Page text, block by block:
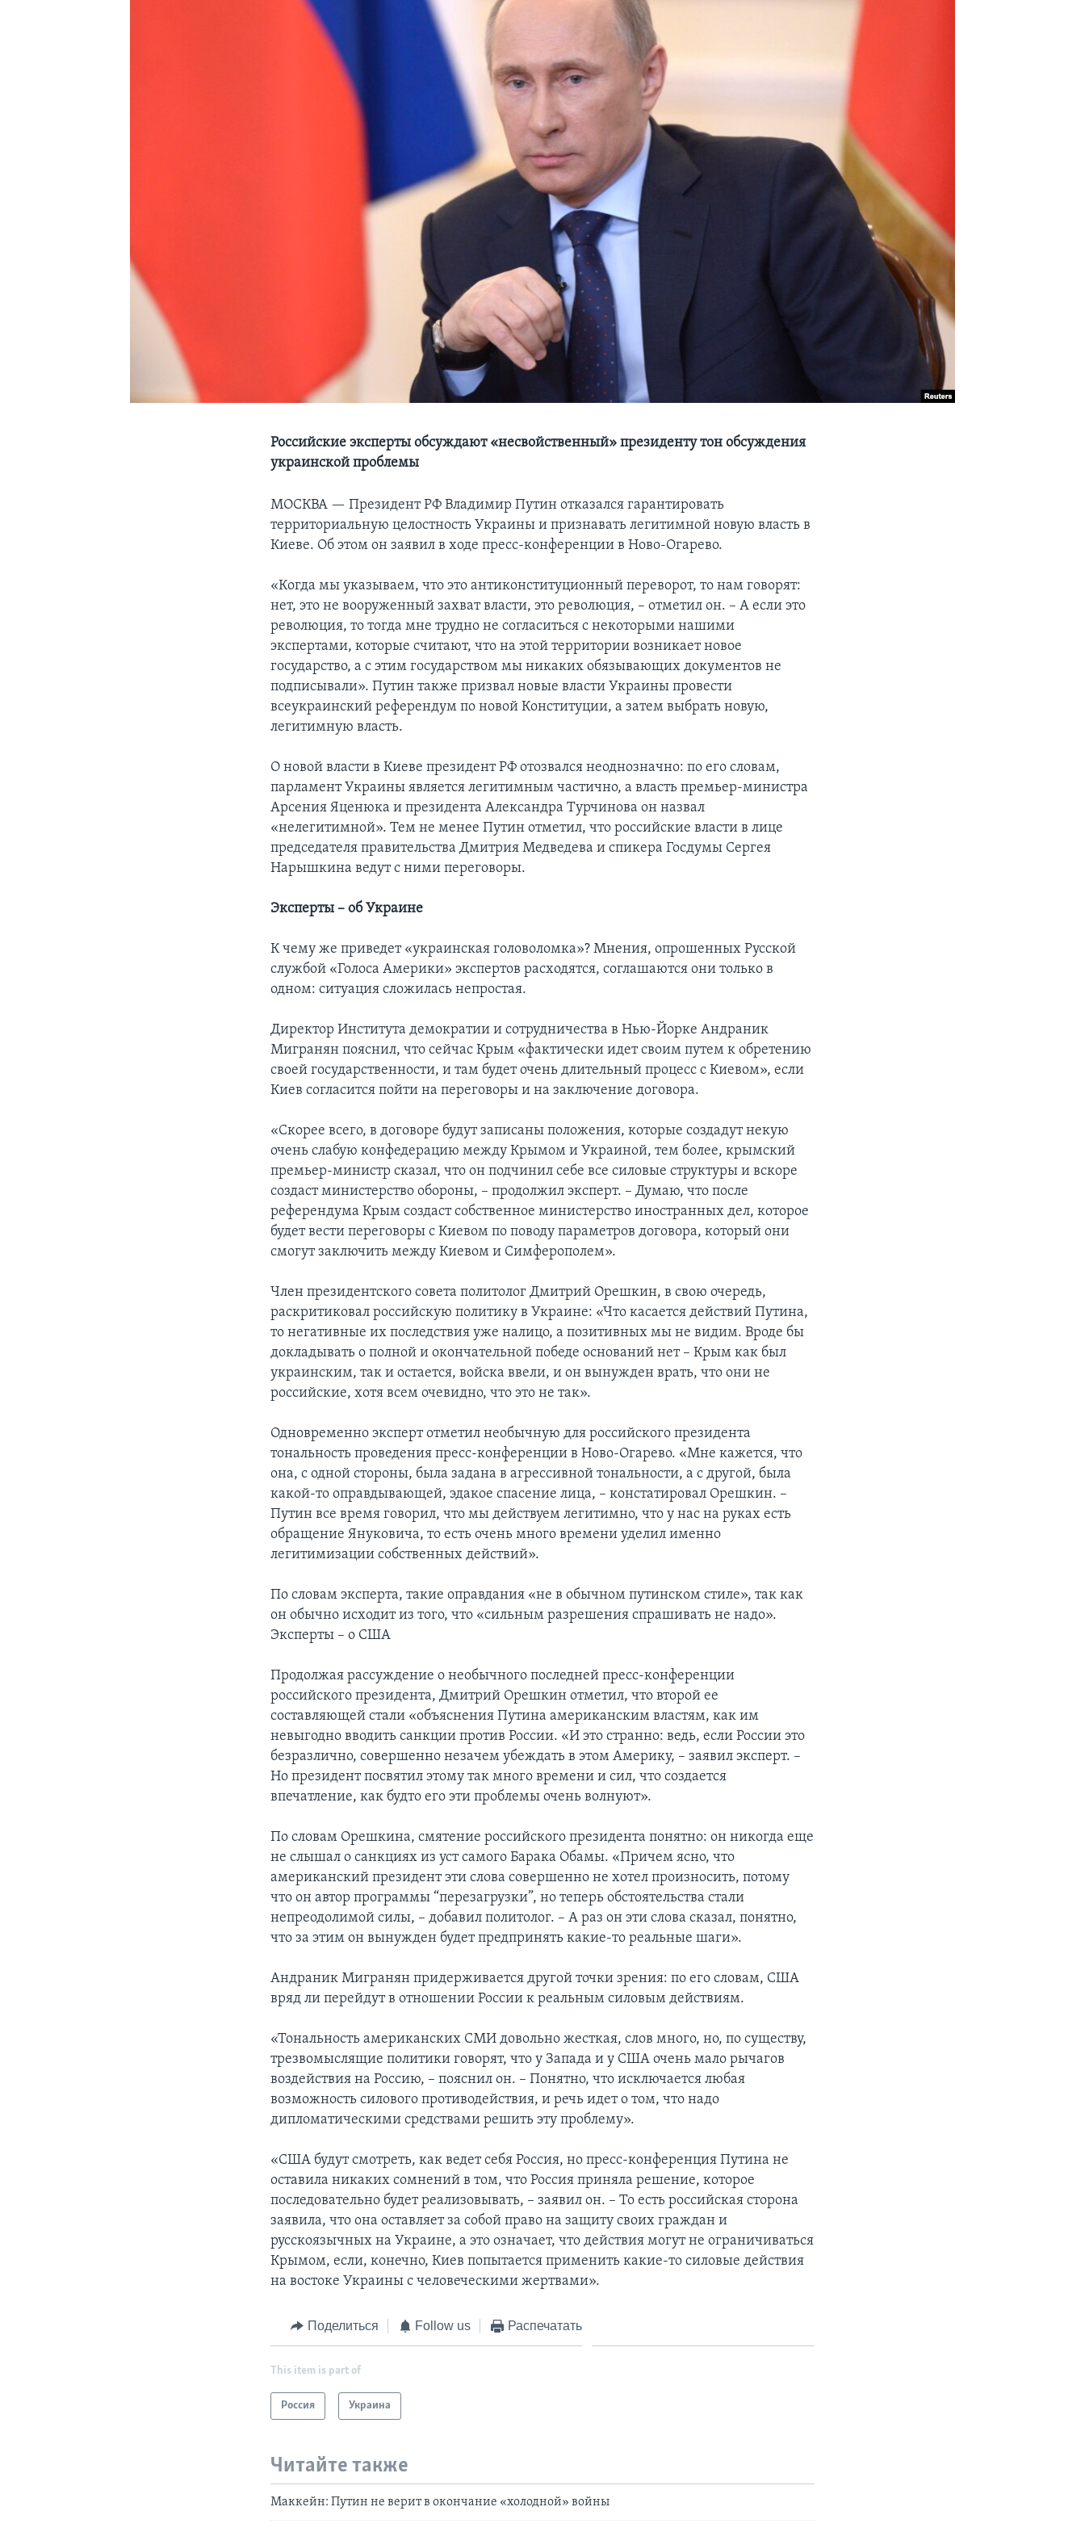
Российские эксперты обсуждают «несвойственный» президенту тон обсуждения
украинской проблемы
МОСКВА —Президент РФ Владимир Путин отказался гарантировать
территориальную целостность Украины и признавать легитимной новую власть в
Киеве. Об этом он заявил в ходе пресс-конференции в Ново-Огарево.
«Когда мы указываем, что это антиконституционный переворот, то нам говорят:
нет, это не вооруженный захват власти, это революция, – отметил он. – А если это
революция, то тогда мне трудно не согласиться с некоторыми нашими
экспертами, которые считают, что на этой территории возникает новое
государство, а с этим государством мы никаких обязывающих документов не
подписывали». Путин также призвал новые власти Украины провести
всеукраинский референдум по новой Конституции, а затем выбрать новую,
легитимную власть.
О новой власти в Киеве президент РФ отозвался неоднозначно: по его словам,
парламент Украины является легитимным частично, а власть премьер-министра
Арсения Яценюка и президента Александра Турчинова он назвал
«нелегитимной». Тем не менее Путин отметил, что российские власти в лице
председателя правительства Дмитрия Медведева и спикера Госдумы Сергея
Нарышкина ведут с ними переговоры.
Эксперты – об Украине
К чему же приведет «украинская головоломка»? Мнения, опрошенных Русской
службой «Голоса Америки» экспертов расходятся, соглашаются они только в
одном: ситуация сложилась непростая.
Директор Института демократии и сотрудничества в Нью-Йорке Андраник
Мигранян пояснил, что сейчас Крым «фактически идет своим путем к обретению
своей государственности, и там будет очень длительный процесс с Киевом», если
Киев согласится пойти на переговоры и на заключение договора.
«Скорее всего, в договоре будут записаны положения, которые создадут некую
очень слабую конфедерацию между Крымом и Украиной, тем более, крымский
премьер-министр сказал, что он подчинил себе все силовые структуры и вскоре
создаст министерство обороны, – продолжил эксперт. – Думаю, что после
референдума Крым создаст собственное министерство иностранных дел, которое
будет вести переговоры с Киевом по поводу параметров договора, который они
смогут заключить между Киевом и Симферополем».
Член президентского совета политолог Дмитрий Орешкин, в свою очередь,
раскритиковал российскую политику в Украине: «Что касается действий Путина,
то негативные их последствия уже налицо, а позитивных мы не видим. Вроде бы
докладывать о полной и окончательной победе оснований нет – Крым как был
украинским, так и остается, войска ввели, и он вынужден врать, что они не
российские, хотя всем очевидно, что это не так».
Одновременно эксперт отметил необычную для российского президента
тональность проведения пресс-конференции в Ново-Огарево. «Мне кажется, что
она, с одной стороны, была задана в агрессивной тональности, а с другой, была
какой-то оправдывающей, эдакое спасение лица, – констатировал Орешкин. –
Путин все время говорил, что мы действуем легитимно, что у нас на руках есть
обращение Януковича, то есть очень много времени уделил именно
легитимизации собственных действий».
По словам эксперта, такие оправдания «не в обычном путинском стиле», так как
он обычно исходит из того, что «сильным разрешения спрашивать не надо».
Эксперты – о США
Продолжая рассуждение о необычного последней пресс-конференции
российского президента, Дмитрий Орешкин отметил, что второй ее
составляющей стали «объяснения Путина американским властям, как им
невыгодно вводить санкции против России. «И это странно: ведь, если России это
безразлично, совершенно незачем убеждать в этом Америку, – заявил эксперт. –
Но президент посвятил этому так много времени и сил, что создается
впечатление, как будто его эти проблемы очень волнуют».
По словам Орешкина, смятение российского президента понятно: он никогда еще
не слышал о санкциях из уст самого Барака Обамы. «Причем ясно, что
американский президент эти слова совершенно не хотел произносить, потому
что он автор программы “перезагрузки”, но теперь обстоятельства стали
непреодолимой силы, – добавил политолог. – А раз он эти слова сказал, понятно,
что за этим он вынужден будет предпринять какие-то реальные шаги».
Андраник Мигранян придерживается другой точки зрения: по его словам, США
вряд ли перейдут в отношении России к реальным силовым действиям.
«Тональность американских СМИ довольно жесткая, слов много, но, по существу,
трезвомыслящие политики говорят, что у Запада и у США очень мало рычагов
воздействия на Россию, – пояснил он. – Понятно, что исключается любая
возможность силового противодействия, и речь идет о том, что надо
дипломатическими средствами решить эту проблему».
«США будут смотреть, как ведет себя Россия, но пресс-конференция Путина не
оставила никаких сомнений в том, что Россия приняла решение, которое
последовательно будет реализовывать, – заявил он. – То есть российская сторона
заявила, что она оставляет за собой право на защиту своих граждан и
русскоязычных на Украине, а это означает, что действия могут не ограничиваться
Крымом, если, конечно, Киев попытается применить какие-то силовые действия
на востоке Украины с человеческими жертвами».
Поделиться Follow us Распечатать
This item is part of
Россия Украина
Читайте также
Маккейн: Путин не верит в окончание «холодной» войны